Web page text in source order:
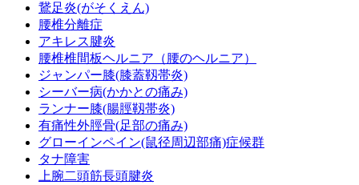
鵞足炎(がそくえん)
腰椎分離症
アキレス腱炎
腰椎椎間板ヘルニア（腰のヘルニア）
ジャンパー膝(膝蓋靱帯炎)
シーバー病(かかとの痛み)
ランナー膝(腸脛靱帯炎)
有痛性外脛骨(足部の痛み)
グローインペイン(鼠径周辺部痛)症候群
タナ障害
上腕二頭筋長頭腱炎